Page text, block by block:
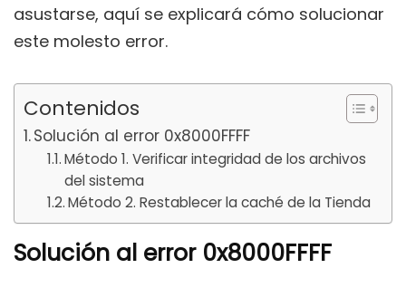
asustarse, aquí se explicará cómo solucionar
este molesto error.
Contenidos
Solución al error 0x8000FFFF
Método 1. Verificar integridad de los archivos
del sistema
Método 2. Restablecer la caché de la Tienda
Solución al error 0x8000FFFF